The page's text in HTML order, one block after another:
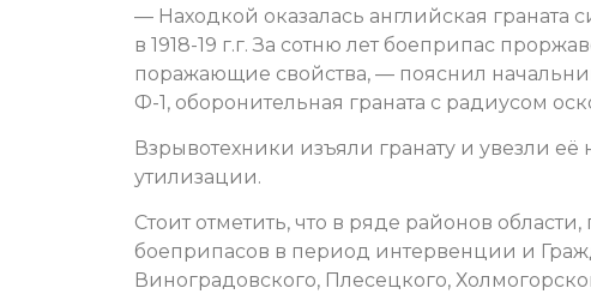
— Находкой оказалась английская
в 1918-19 г.г. За сотню лет боеприпас
поражающие свойства, — пояснил
Ф-1, оборонительная граната с радиусом
Взрывотехники изъяли гранату и увезли
утилизации.
Стоит отметить, что в ряде районов
боеприпасов в период интервенции и
Виноградовского, Плесецкого,